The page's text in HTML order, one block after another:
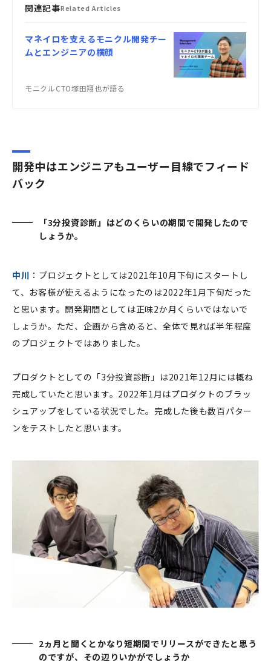
関連記事Related Articles
マネイロを支えるモニクル開発チー
ムとエンジニアの横顔
モニクルCTO塚田翔也が語る
開発中はエンジニアもユーザー目線でフィード
バック
「3分投資診断」はどのくらいの期間で開発したので
しょうか。
中川 ：プロジェクトとしては2021年10月下旬にスタートし
て、お客様が使えるようになったのは2022年1月下旬だった
と思います。開発期間としては正味2か月くらいではないで
しょうか。ただ、企画から含めると、全体で見れば半年程度
のプロジェクトではありました。
プロダクトとしての「3分投資診断」は2021年12月には概ね
完成していたと思います。2022年1月はプロダクトのブラッ
シュアップをしている状況でした。完成した後も数百パター
ンをテストしたと思います。
2ヵ月と聞くとかなり短期間でリリースができたと思う
のですが、その辺りいかがでしょうか